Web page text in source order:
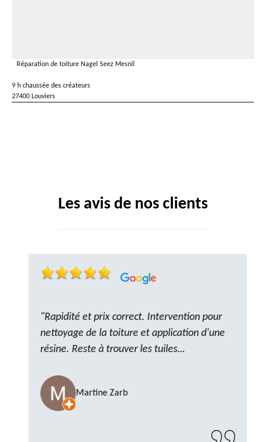
Réparation de toiture Nagel Seez Mesnil
9 h chaussée des créateurs
27400 Louviers
Les avis de nos clients
"Rapidité et prix correct. Intervention pour
nettoyage de la toiture et application d'une
résine. Reste à trouver les tuiles
compter sur M. GOT. Très content de la
prestation, a recommander sans problème"
Martine Zarb